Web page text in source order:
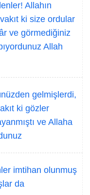
Allahın
ki size ordular
ve görmediğiniz
Allah
gelmişlerdi,
ki gözler
ve Allaha
imtihan olunmuş
da